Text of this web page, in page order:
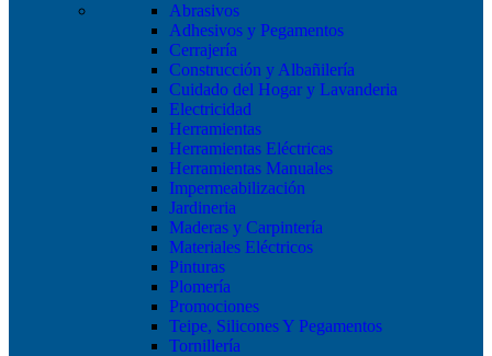
Abrasivos
Adhesivos y Pegamentos
Cerrajería
Construcción y Albañilería
Cuidado del Hogar y Lavanderia
Electricidad
Herramientas
Herramientas Eléctricas
Herramientas Manuales
Impermeabilización
Jardineria
Maderas y Carpintería
Materiales Eléctricos
Pinturas
Plomería
Promociones
Teipe, Silicones Y Pegamentos
Tornillería